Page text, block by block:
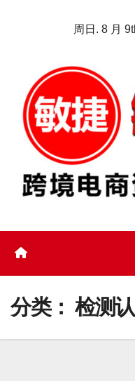
周日. 8 月
分类： 检测